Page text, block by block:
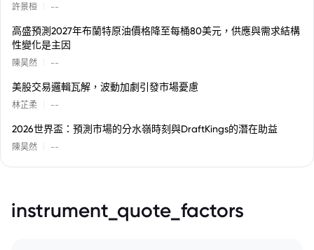
許景桓 --
高盛預測2027年布蘭特原油價格降至每桶80美元，供應與需求結構
性變化是主因
陳昊然 --
美股交易邏輯瓦解，波動加劇引發市場憂慮
林芷柔 --
2026世界盃：預測市場的分水嶺時刻與DraftKings的潛在助益
陳昊然 --
instrument_quote_factors